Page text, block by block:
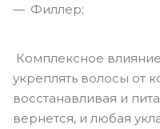
Филлер;
Комплексное
укреплять волосы от
восстанавливая и
вернется, и любая